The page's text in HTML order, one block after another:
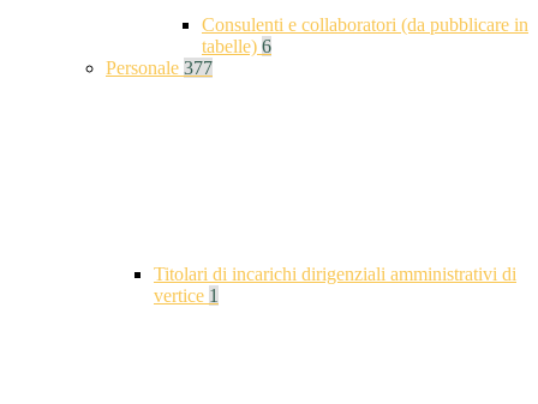
Consulenti e collaboratori (da pubblicare in
tabelle) 6
Personale 377
Titolari di incarichi dirigenziali amministrativi di
vertice 1